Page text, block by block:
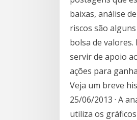
baixas, análise
riscos são
bolsa de
servir de apoio
ações para
Veja um breve
25/06/2013 · A
utiliza os